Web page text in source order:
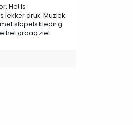
Het is
lekker druk. Muziek
stapels kleding
het graag ziet.